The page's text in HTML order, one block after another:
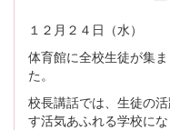
１２月２４日（水）
体育館に全校生徒が集
た。
校長講話では、生徒の
す活気あふれる学校に